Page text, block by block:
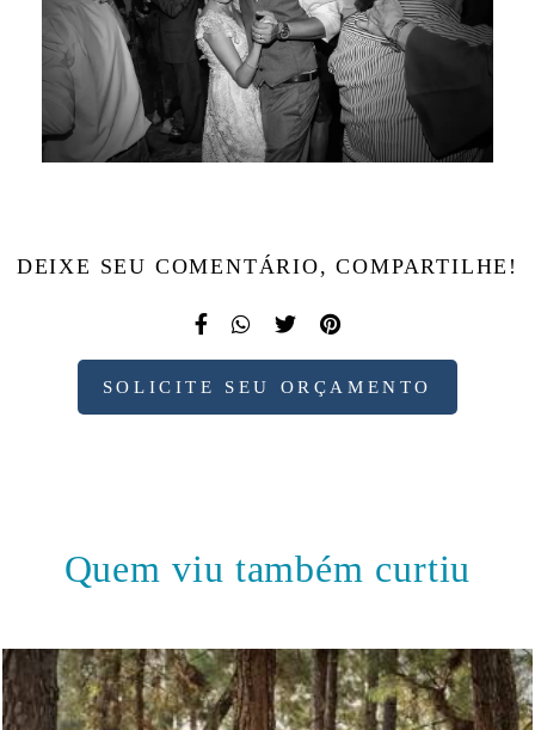
DEIXE SEU COMENTÁRIO, COMPARTILHE!
SOLICITE SEU ORÇAMENTO
Quem viu também curtiu